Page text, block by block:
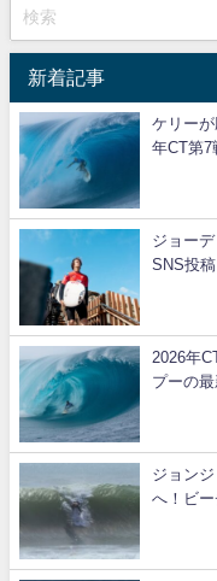
新着記事
ケリー
年CT第7
ジョー
SNS投
2026年
プーの
ジョン
へ！ビ